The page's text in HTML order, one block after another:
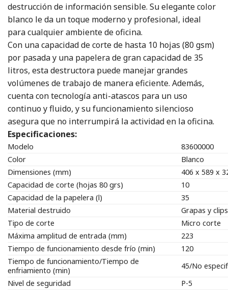
destrucción de información sensible. Su elegante color
blanco le da un toque moderno y profesional, ideal
para cualquier ambiente de oficina.
Con una capacidad de corte de hasta 10 hojas (80 gsm)
por pasada y una papelera de gran capacidad de 35
litros, esta destructora puede manejar grandes
volúmenes de trabajo de manera eficiente. Además,
cuenta con tecnología anti-atascos para un uso
continuo y fluido, y su funcionamiento silencioso
asegura que no interrumpirá la actividad en la oficina.
Especificaciones:
Modelo
83600000
Color
Blanco
Dimensiones (mm)
406 x 589 x
Capacidad de corte (hojas 80 grs)
10
Capacidad de la papelera (l)
35
Material destruido
Grapas y clips
Tipo de corte
Micro corte
Máxima amplitud de entrada (mm)
223
Tiempo de funcionamiento desde frío (min)
120
Tiempo de funcionamiento/Tiempo de
enfriamiento (min)
45/No
Nivel de seguridad
P-5